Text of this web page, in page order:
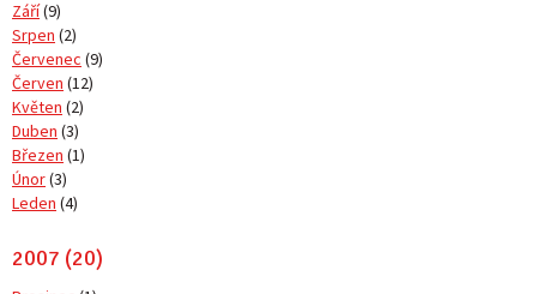
Září(9)
Srpen (2)
Červenec (9)
Červen (12)
Květen (2)
Duben (3)
Březen (1)
Únor(3)
Leden (4)
2007 (20)